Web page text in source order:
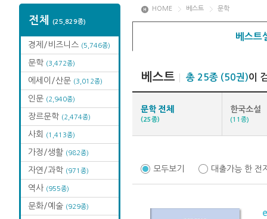
전체 (25,829종)
경제/비즈니스 (5,746종)
문학 (3,472종)
에세이/산문 (3,012종)
인문 (2,940종)
장르문학 (2,474종)
사회 (1,413종)
가정/생활 (982종)
자연/과학 (971종)
역사 (955종)
문화/예술 (929종)
HOME 베스트 문학
베스트
베스트 총 25종 (50권)이
문학 전체
(25종)
한국소설
(11종)
모두보기 대출가능 한 전